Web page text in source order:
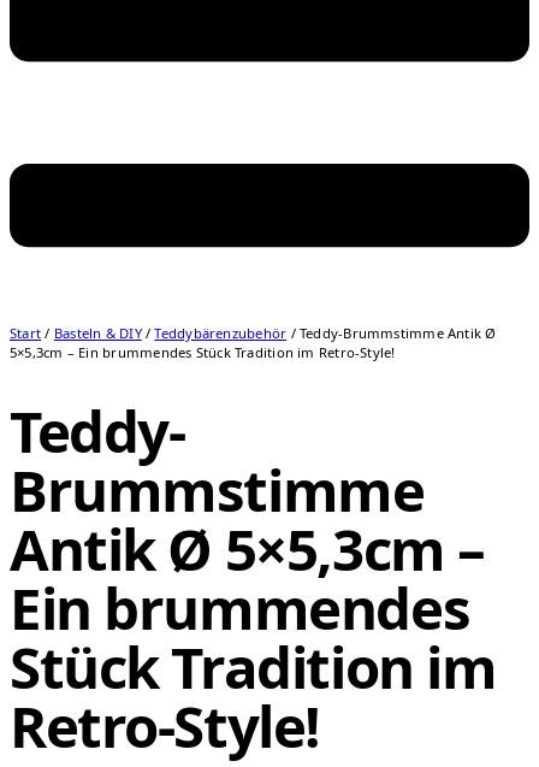
Start / Basteln & DIY/Teddybärenzubehör / Teddy-Brummstimme Antik Ø
5×5,3cm – Ein brummendes Stück Tradition im Retro-Style!
Teddy-
Brummstimme
Antik Ø 5×5,3cm –
Ein brummendes
Stück Tradition im
Retro-Style!